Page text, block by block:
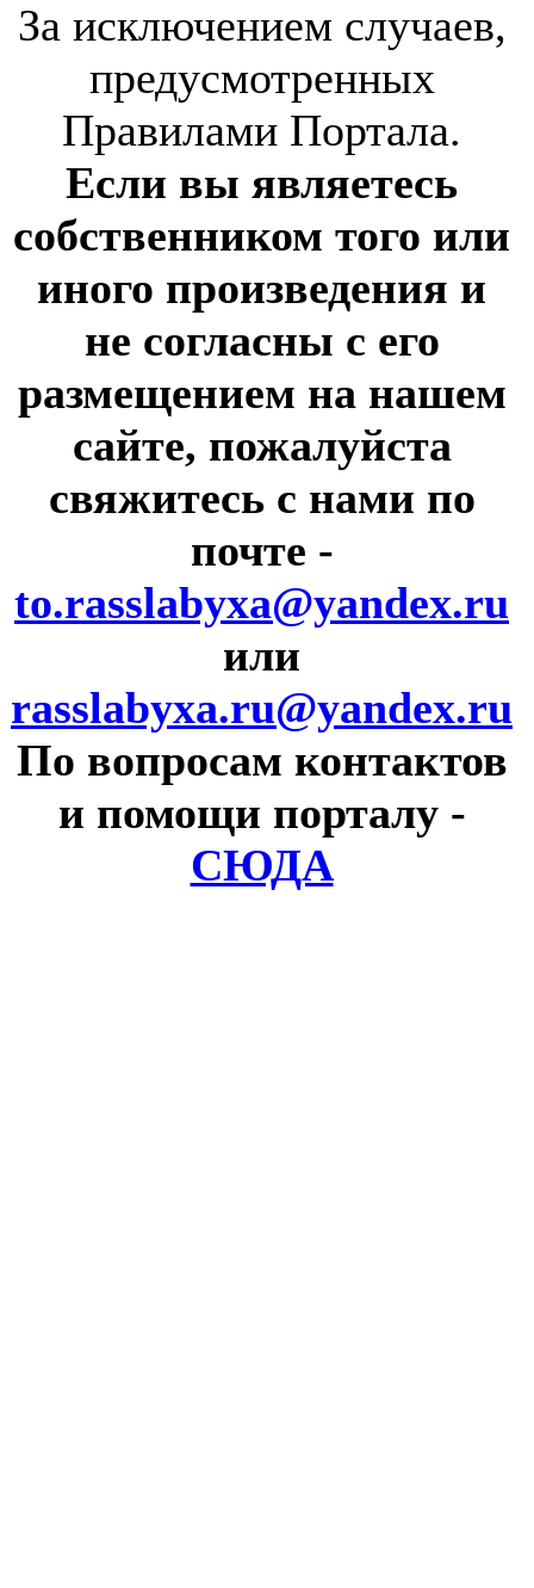
За исключением случаев,
предусмотренных
Правилами Портала.
Если вы являетесь
собственником того или
иного произведения и
не согласны с его
размещением на нашем
сайте, пожалуйста
свяжитесь с нами по
почте -
to.rasslabyxa@yandex.ru
или
rasslabyxa.ru@yandex.ru
По вопросам контактов
и помощи порталу -
СЮДА